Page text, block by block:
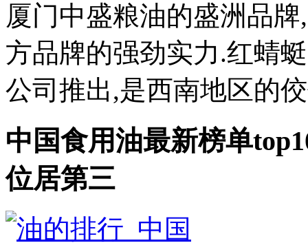
厦门中盛粮油的盛洲品
方品牌的强劲实力.红蜻
公司推出,是西南地区的
中国食用油最新榜单
位居第三